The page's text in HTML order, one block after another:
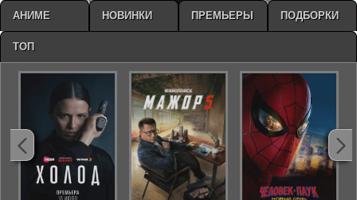
АНИМЕ НОВИНКИ ПРЕМЬЕРЫ ПОДБОРКИ
ТОП